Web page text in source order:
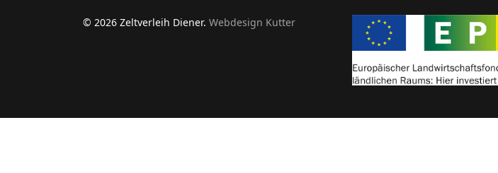
© 2026 Zeltverleih Diener. Webdesign Kutter